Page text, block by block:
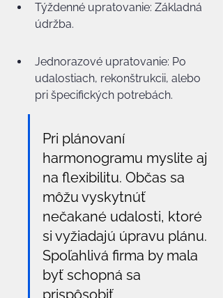
Týždenné upratovanie: Základná
údržba.
Jednorazové upratovanie: Po
udalostiach, rekonštrukcii, alebo
pri špecifických potrebách.
Pri plánovaní
harmonogramu myslite aj
na flexibilitu. Občas sa
môžu vyskytnúť
nečakané udalosti, ktoré
si vyžiadajú úpravu plánu.
Spoľahlivá firma by mala
byť schopná sa
prispôsobiť.